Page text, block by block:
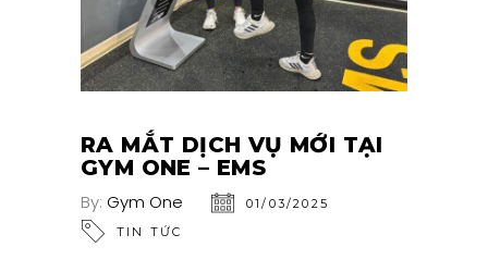
RA MẮT DỊCH VỤ MỚI TẠI
GYM ONE – EMS
By: Gym One
01/03/2025
TIN TỨC